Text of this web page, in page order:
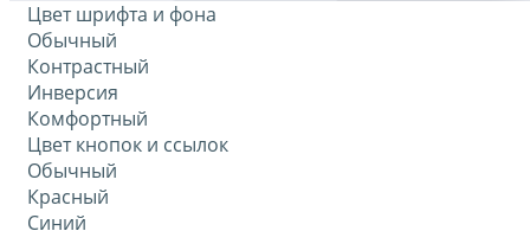
Цвет шрифта и фона
Обычный
Контрастный
Инверсия
Комфортный
Цвет кнопок и ссылок
Обычный
Красный
Синий